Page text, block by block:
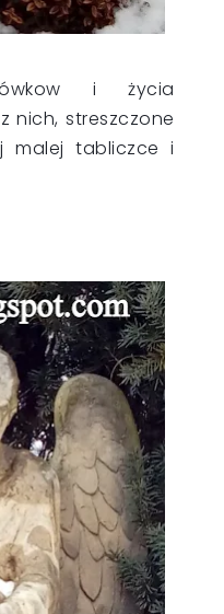
i życia
nich, streszczone
malej tabliczce i